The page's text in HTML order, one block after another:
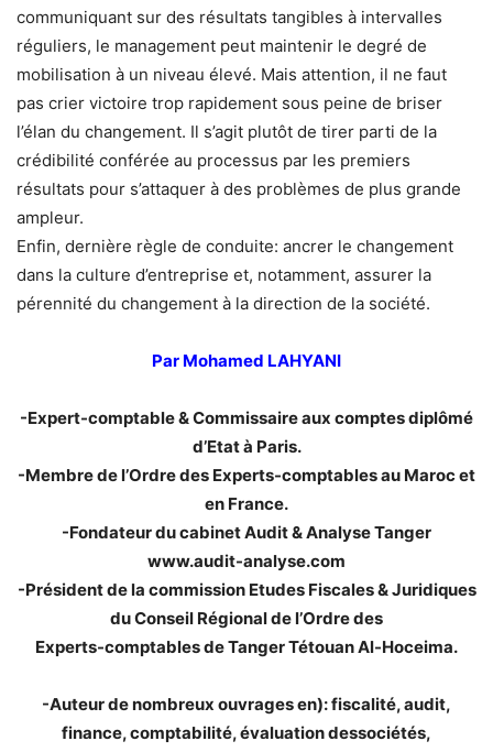
communiquant sur des résultats tangibles à intervalles
réguliers, le management peut maintenir le degré de
mobilisation à un niveau élevé. Mais attention, il ne faut
pas crier victoire trop rapidement sous peine de briser
l’élan du changement. Il s’agit plutôt de tirer parti de la
crédibilité conférée au processus par les premiers
résultats pour s’attaquer à des problèmes de plus grande
ampleur.
Enfin, dernière règle de conduite: ancrer le changement
dans la culture d’entreprise et, notamment, assurer la
pérennité du changement à la direction de la société.
Par Mohamed LAHYANI
-Expert-comptable & Commissaire aux comptes diplômé
d’Etat à Paris.
-Membre de l’Ordre des Experts-comptables au Maroc et
en France.
-Fondateur du cabinet Audit & Analyse Tanger
www.audit-analyse.com
-Président de la commission Etudes Fiscales & Juridiques
du Conseil Régional de l’Ordre des
Experts-comptables de Tanger Tétouan Al-Hoceima.
-Auteur de nombreux ouvrages en): fiscalité, audit,
finance, comptabilité, évaluation dessociétés,